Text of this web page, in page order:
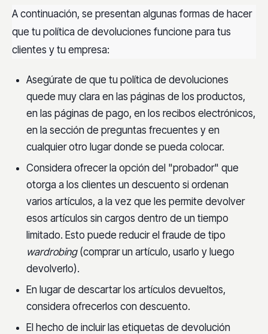
A continuación, se presentan algunas formas de hacer
que tu política de devoluciones funcione para tus
clientes y tu empresa:
Asegúrate de que tu política de devoluciones
quede muy clara en las páginas de los productos,
en las páginas de pago, en los recibos electrónicos,
en la sección de preguntas frecuentes y en
cualquier otro lugar donde se pueda colocar.
Considera ofrecer la opción del "probador" que
otorga a los clientes un descuento si ordenan
varios artículos, a la vez que les permite devolver
esos artículos sin cargos dentro de un tiempo
limitado. Esto puede reducir el fraude de tipo
wardrobing(comprar un artículo, usarlo y luego
devolverlo).
En lugar de descartar los artículos devueltos,
considera ofrecerlos con descuento.
El hecho de incluir las etiquetas de devolución